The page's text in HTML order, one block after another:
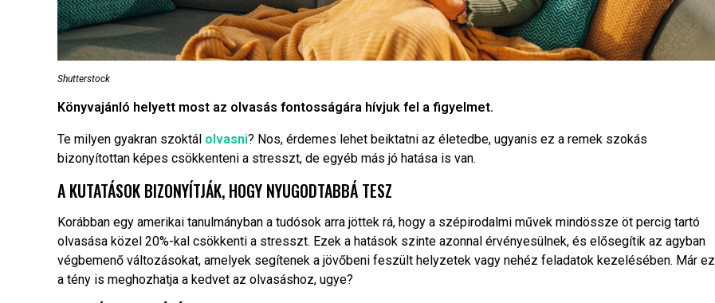
Shutterstock
Könyvajánló helyett most az olvasás fontosságára hívjuk fel a figyelmet.
Te milyen gyakran szoktál olvasni? Nos, érdemes lehet beiktatni az életedbe, ugyanis ez a remek szokás
bizonyítottan képes csökkenteni a stresszt, de egyéb más jó hatása is van.
A KUTATÁSOK BIZONYÍTJÁK, HOGY NYUGODTABBÁ TESZ
Korábban egy amerikai tanulmányban a tudósok arra jöttek rá, hogy a szépirodalmi művek mindössze öt percig tartó
olvasása közel 20%-kal csökkenti a stresszt. Ezek a hatások szinte azonnal érvényesülnek, és elősegítik az agyban
végbemenő változásokat, amelyek segítenek a jövőbeni feszült helyzetek vagy nehéz feladatok kezelésében. Már ez
a tény is meghozhatja a kedvet az olvasáshoz, ugye?